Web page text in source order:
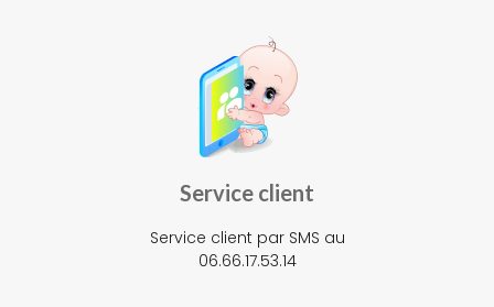
Service client
Service client par SMS au
06.66.17.53.14